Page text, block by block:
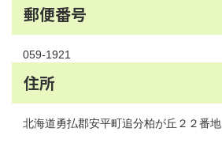
郵便番号
059-1921
住所
北海道勇払郡安平町追分柏が丘２２番地